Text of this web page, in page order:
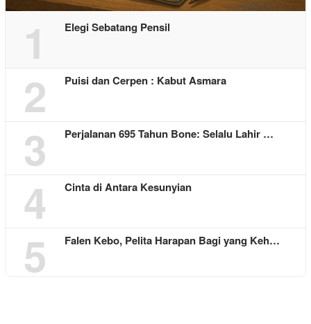
1 Elegi Sebatang Pensil
2 Puisi dan Cerpen : Kabut Asmara
3 Perjalanan 695 Tahun Bone: Selalu Lahir …
4 Cinta di Antara Kesunyian
5 Falen Kebo, Pelita Harapan Bagi yang Keh…